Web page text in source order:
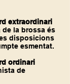
extraordinari
de la brossa és
disposicions
esmentat.
ordinari
de